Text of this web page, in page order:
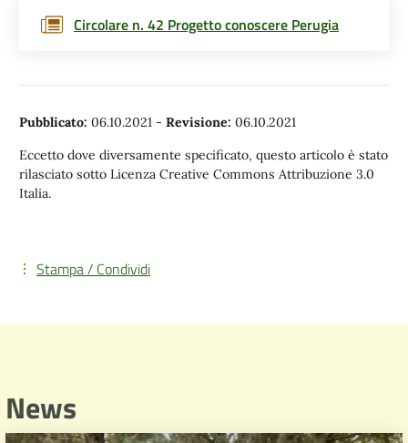
Circolare n. 42 Progetto conoscere Perugia
Pubblicato: 06.10.2021 - Revisione: 06.10.2021
Eccetto dove diversamente specificato, questo articolo è stato
rilasciato sotto Licenza Creative Commons Attribuzione 3.0
Italia.
Stampa / Condividi
News